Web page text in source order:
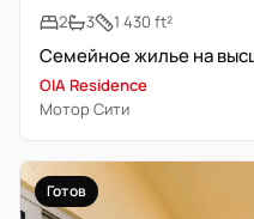
2
3 1 430 ft²
Семейное жилье на
OIA Residence
Мотор Сити
Готов